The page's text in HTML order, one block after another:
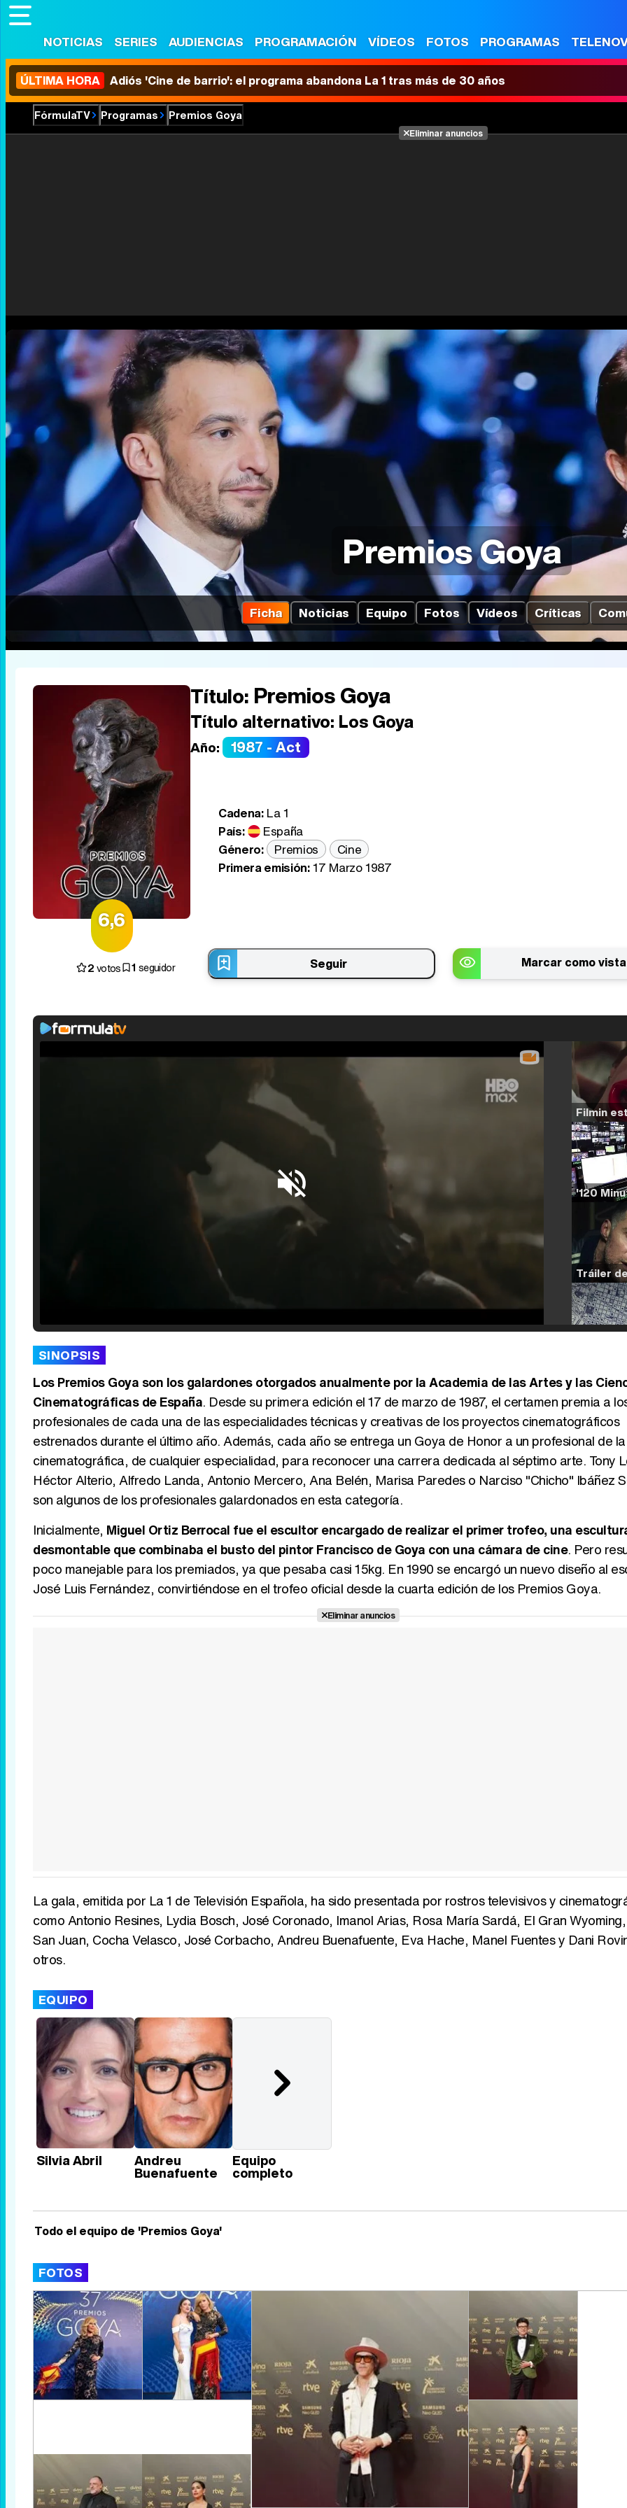
NOTICIAS SERIES AUDIENCIAS PROGRAMACIÓN VÍDEOS FOTOS PROGRAMAS
ÚLTIMA HORA Adiós 'Cine de barrio': el programa abandona La 1 tras más de 30 años
FórmulaTV Programas Premios Goya
Eliminar anuncios
Premios Goya
Ficha Noticias Equipo Fotos Vídeos Críticas
6,6
Título: Premios Goya
Título alternativo: Los Goya
Año: 1987 - Act
Cadena:La 1
País:
España
Género:
Premios
Cine
Primera emisión:17 Marzo 1987
2votos 1 seguidor Seguir Marcar como vista
SINOPSIS
Los Premios Goya son los galardones otorgados anualmente por la Academia de las Artes y las
Cinematográficas de España. Desde su primera edición el 17 de marzo de 1987, el certamen premia a
profesionales de cada una de las especialidades técnicas y creativas de los proyectos cinematográficos
estrenados durante el último año. Además, cada año se entrega un Goya de Honor a un profesional de
cinematográfica, de cualquier especialidad, para reconocer una carrera dedicada al séptimo arte. Tony
Héctor Alterio, Alfredo Landa, Antonio Mercero, Ana Belén, Marisa Paredes o Narciso "Chicho" Ibáñez
son algunos de los profesionales galardonados en esta categoría.
Inicialmente, Miguel Ortiz Berrocal fue el escultor encargado de realizar el primer trofeo, una
desmontable que combinaba el busto del pintor Francisco de Goya con una cámara de cine. Pero
poco manejable para los premiados, ya que pesaba casi 15kg. En 1990 se encargó un nuevo diseño al
José Luis Fernández, convirtiéndose en el trofeo oficial desde la cuarta edición de los Premios Goya.
Eliminar anuncios
La gala, emitida por La 1 de Televisión Española, ha sido presentada por rostros televisivos y
como Antonio Resines, Lydia Bosch, José Coronado, Imanol Arias, Rosa María Sardá, El Gran
San Juan, Cocha Velasco, José Corbacho, Andreu Buenafuente, Eva Hache, Manel Fuentes y Dani
otros.
EQUIPO
Silvia Abril Andreu
Buenafuente
Equipo
completo
Todo el equipo de 'Premios Goya'
FOTOS